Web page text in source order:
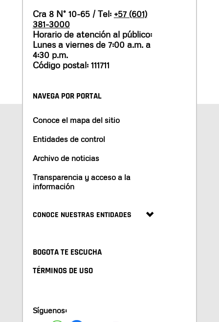
Cra 8 N° 10-65 / Tel: +57 (601)
381-3000
Horario de atención al público:
Lunes a viernes de 7:00 a.m. a
4:30 p.m.
Código postal: 111711
NAVEGA POR PORTAL
Conoce el mapa del sitio
Entidades de control
Archivo de noticias
Transparencia y acceso a la
información
CONOCE NUESTRAS ENTIDADES
BOGOTA TE ESCUCHA
TÉRMINOS DE USO
Síguenos: